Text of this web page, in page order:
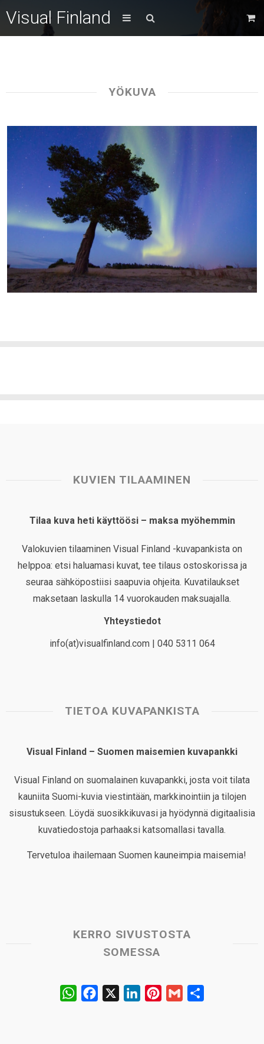
Visual Finland
YÖKUVA
KUVIEN TILAAMINEN
Tilaa kuva heti käyttöösi – maksa myöhemmin
Valokuvien tilaaminen Visual Finland -kuvapankista on
helppoa: etsi haluamasi kuvat, tee tilaus ostoskorissa ja
seuraa sähköpostiisi saapuvia ohjeita. Kuvatilaukset
maksetaan laskulla 14 vuorokauden maksuajalla.
Yhteystiedot
info(at)visualfinland.com | 040 5311 064
TIETOA KUVAPANKISTA
Visual Finland – Suomen maisemien kuvapankki
Visual Finland on suomalainen kuvapankki, josta voit tilata
kauniita Suomi-kuvia viestintään, markkinointiin ja tilojen
sisustukseen. Löydä suosikkikuvasi ja hyödynnä digitaalisia
kuvatiedostoja parhaaksi katsomallasi tavalla.
Tervetuloa ihailemaan Suomen kauneimpia maisemia!
KERRO SIVUSTOSTA
SOMESSA
W